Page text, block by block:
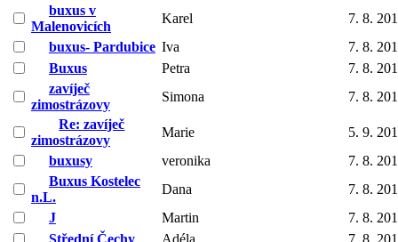
buxus v
Malenovicích
Karel
7. 8.
buxus- Pardubice Iva
7. 8.
Buxus
Petra
7. 8.
zavíječ
zimostrázovy
Simona
7. 8.
Re: zavíječ
zimostrázovy
Marie
5. 9.
buxusy
veronika
7. 8.
Buxus Kostelec
n.L.
Dana
7. 8.
J
Martin
7. 8.
Střední Čechy
Adéla 7. 8.